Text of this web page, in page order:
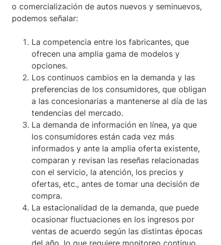
o comercialización de autos nuevos y seminuevos,
podemos señalar:
La competencia entre los fabricantes, que
ofrecen una amplia gama de modelos y
opciones.
Los continuos cambios en la demanda y las
preferencias de los consumidores, que obligan
a las concesionarias a mantenerse al día de las
tendencias del mercado.
La demanda de información en línea, ya que
los consumidores están cada vez más
informados y ante la amplia oferta existente,
comparan y revisan las reseñas relacionadas
con el servicio, la atención, los precios y
ofertas, etc., antes de tomar una decisión de
compra.
La estacionalidad de la demanda, que puede
ocasionar fluctuaciones en los ingresos por
ventas de acuerdo según las distintas épocas